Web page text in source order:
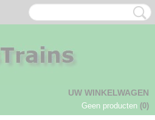
UW WINKELWAGEN
Geen producten (0)